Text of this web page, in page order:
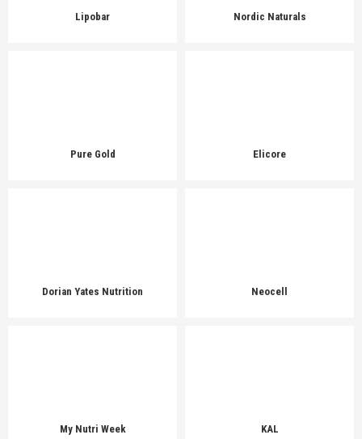
Lipobar Nordic Naturals
Pure Gold Elicore
Dorian Yates Nutrition Neocell
My Nutri Week KAL